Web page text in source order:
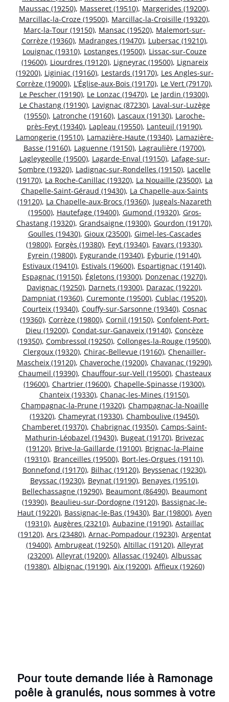
Maussac (19250), Masseret (19510), Margerides (19200),
Marcillac-la-Croze (19500), Marcillac-la-Croisille (19320),
Marc-la-Tour (19150), Mansac (19520), Malemort-sur-
Corrèze (19360), Madranges (19470), Lubersac (19210),
Louignac (19310), Lostanges (19500), Lissac-sur-Couze
(19600), Liourdres (19120), Ligneyrac (19500), Lignareix
(19200), Liginiac (19160), Lestards (19170), Les Angles-sur-
Corrèze (19000), L’Église-aux-Bois (19170), Le Vert (79170),
Le Pescher (19190), Le Lonzac (19470), Le Jardin (19300),
Le Chastang (19190), Lavignac (87230), Laval-sur-Luzège
(19550), Latronche (19160), Lascaux (19130), Laroche-
près-Feyt (19340), Lapleau (19550), Lanteuil (19190),
Lamongerie (19510), Lamazière-Haute (19340), Lamazière-
Basse (19160), Laguenne (19150), Lagraulière (19700),
Lagleygeolle (19500), Lagarde-Enval (19150), Lafage-sur-
Sombre (19320), Ladignac-sur-Rondelles (19150), Lacelle
(19170), La Roche-Canillac (19320), La Nouaille (23500), La
Chapelle-Saint-Géraud (19430), La Chapelle-aux-Saints
(19120), La Chapelle-aux-Brocs (19360), Jugeals-Nazareth
(19500), Hautefage (19400), Gumond (19320), Gros-
Chastang (19320), Grandsaigne (19300), Gourdon (19170),
Goulles (19430), Gioux (23500), Gimel-les-Cascades
(19800), Forgès (19380), Feyt (19340), Favars (19330),
Eyrein (19800), Eygurande (19340), Eyburie (19140),
Estivaux (19410), Estivals (19600), Espartignac (19140),
Espagnac (19150), Égletons (19300), Donzenac (19270),
Davignac (19250), Darnets (19300), Darazac (19220),
Dampniat (19360), Curemonte (19500), Cublac (19520),
Courteix (19340), Couffy-sur-Sarsonne (19340), Cosnac
(19360), Corrèze (19800), Cornil (19150), Confolent-Port-
Dieu (19200), Condat-sur-Ganaveix (19140), Concèze
(19350), Combressol (19250), Collonges-la-Rouge (19500),
Clergoux (19320), Chirac-Bellevue (19160), Chenailler-
Mascheix (19120), Chaveroche (19200), Chavanac (19290),
Chaumeil (19390), Chauffour-sur-Vell (19500), Chasteaux
(19600), Chartrier (19600), Chapelle-Spinasse (19300),
Chanteix (19330), Chanac-les-Mines (19150),
Champagnac-la-Prune (19320), Champagnac-la-Noaille
(19320), Chameyrat (19330), Chamboulive (19450),
Chamberet (19370), Chabrignac (19350), Camps-Saint-
Mathurin-Léobazel (19430), Bugeat (19170), Brivezac
(19120), Brive-la-Gaillarde (19100), Brignac-la-Plaine
(19310), Branceilles (19500), Bort-les-Orgues (19110),
Bonnefond (19170), Bilhac (19120), Beyssenac (19230),
Beyssac (19230), Beynat (19190), Benayes (19510),
Bellechassagne (19290), Beaumont (86490), Beaumont
(19390), Beaulieu-sur-Dordogne (19120), Bassignac-le-
Haut (19220), Bassignac-le-Bas (19430), Bar (19800), Ayen
(19310), Augères (23210), Aubazine (19190), Astaillac
(19120), Ars (23480), Arnac-Pompadour (19230), Argentat
(19400), Ambrugeat (19250), Altillac (19120), Alleyrat
(23200), Alleyrat (19200), Allassac (19240), Albussac
(19380), Albignac (19190), Aix (19200), Affieux (19260)
Pour toute demande liée à Ramonage
poêle à granulés, nous sommes à votre